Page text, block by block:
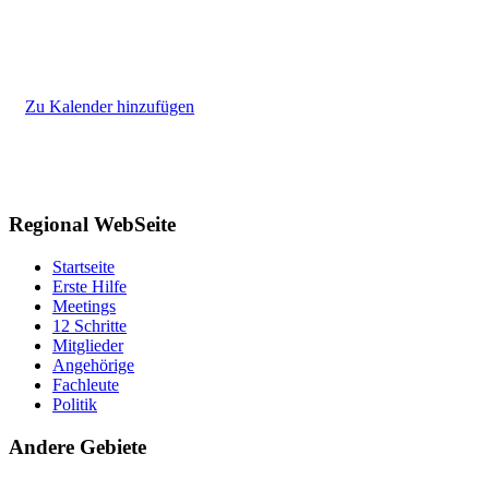
Zu Kalender hinzufügen
Regional WebSeite
Startseite
Erste Hilfe
Meetings
12 Schritte
Mitglieder
Angehörige
Fachleute
Politik
Andere Gebiete